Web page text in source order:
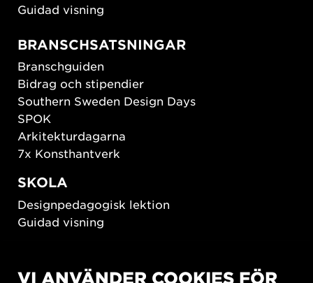
Guidad visning
BRANSCHSATSNINGAR
Branschguiden
Bidrag och stipendier
Southern Sweden Design Days
SPOK
Arkitekturdagarna
7x Konsthantverk
SKOLA
Designpedagogisk lektion
Guidad visning
New European Bauhaus
VI ANVÄNDER COOKIES FÖR